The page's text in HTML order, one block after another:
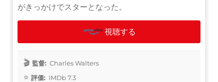
がきっかけでスターとなった。
視聴する
監督: Charles Walters
評価: IMDb 7.3